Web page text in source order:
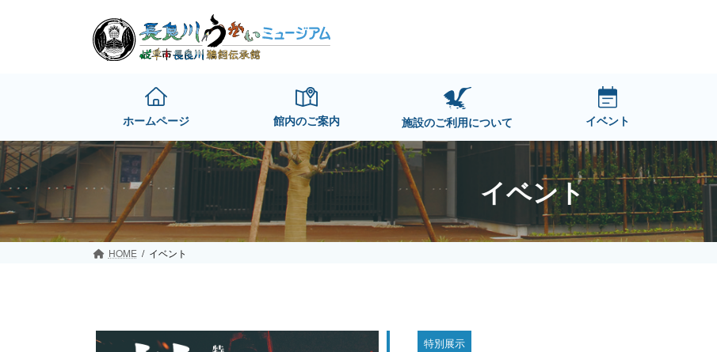
ホームページ 館内のご案内 施設のご利用について イベント
イベント
HOME イベント
特別展示